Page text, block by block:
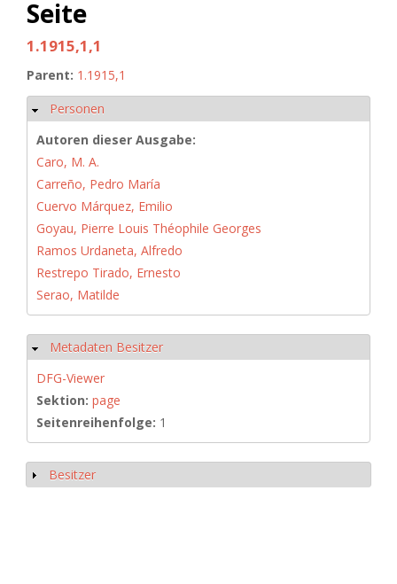
Seite
1.1915,1,1
Parent: 1.1915,1
Hide
Personen
Autoren dieser Ausgabe:
Caro, M. A.
Carreño, Pedro María
Cuervo Márquez, Emilio
Goyau, Pierre Louis Théophile Georges
Ramos Urdaneta, Alfredo
Restrepo Tirado, Ernesto
Serao, Matilde
Hide
Metadaten Besitzer
DFG-Viewer
Sektion: page
Seitenreihenfolge: 1
Show
Besitzer